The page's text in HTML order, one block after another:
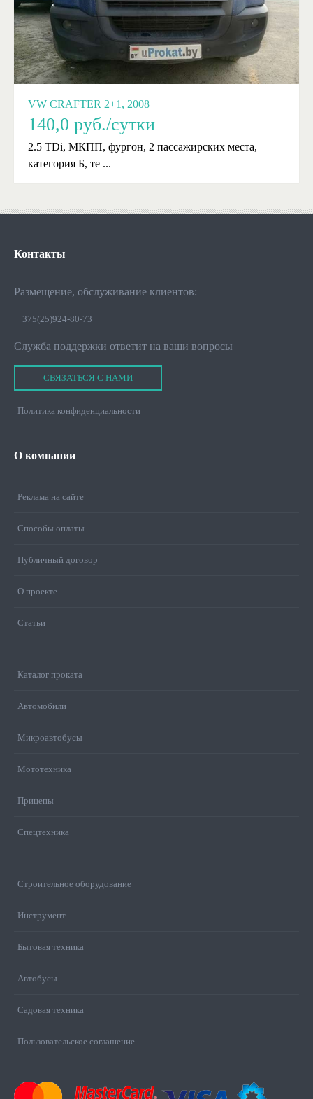
VW CRAFTER 2+1, 2008
140,0 руб./сутки
2.5 TDi, МКПП, фургон, 2 пассажирских места,
категория Б, те ...
Контакты
Размещение, обслуживание клиентов:
+375(25)924-80-73
Служба поддержки ответит на ваши вопросы
СВЯЗАТЬСЯ С НАМИ
Политика конфиденциальности
О компании
Реклама на сайте
Способы оплаты
Публичный договор
О проекте
Статьи
Каталог проката
Автомобили
Микроавтобусы
Мототехника
Прицепы
Спецтехника
Строительное оборудование
Инструмент
Бытовая техника
Автобусы
Садовая техника
Пользовательское соглашение